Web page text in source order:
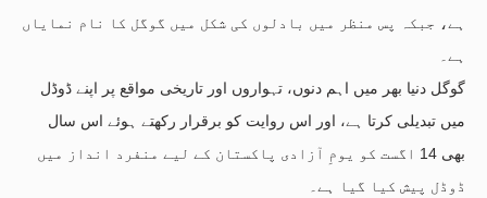
ہے، جبکہ پس منظر میں بادلوں کی شکل میں گوگل کا نام نمایاں
ہے۔
گوگل دنیا بھر میں اہم دنوں، تہواروں اور تاریخی مواقع پر اپنے ڈوڈل
میں تبدیلی کرتا ہے، اور اس روایت کو برقرار رکھتے ہوئے اس سال
بھی 14 اگست کو یومِ آزادی پاکستان کے لیے منفرد انداز میں
ڈوڈل پیش کیا گیا ہے۔